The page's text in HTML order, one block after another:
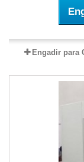
Engadir para